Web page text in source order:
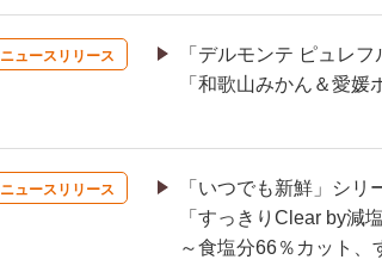
ニュースリリース
「デルモンテ ピュレ
「和歌山みかん＆愛媛
ニュースリリース
「いつでも新鮮」シリ
「すっきりClear by減
～食塩分66％カット、